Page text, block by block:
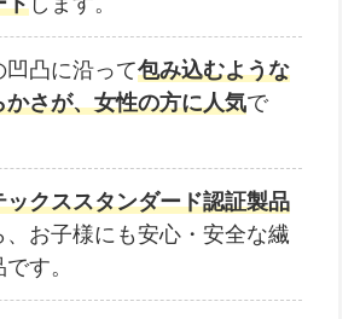
凹凸に沿って包み込むような
かさが、女性の方に人気で
ックススタンダード認証製品
、お子様にも安心・安全な繊
す。